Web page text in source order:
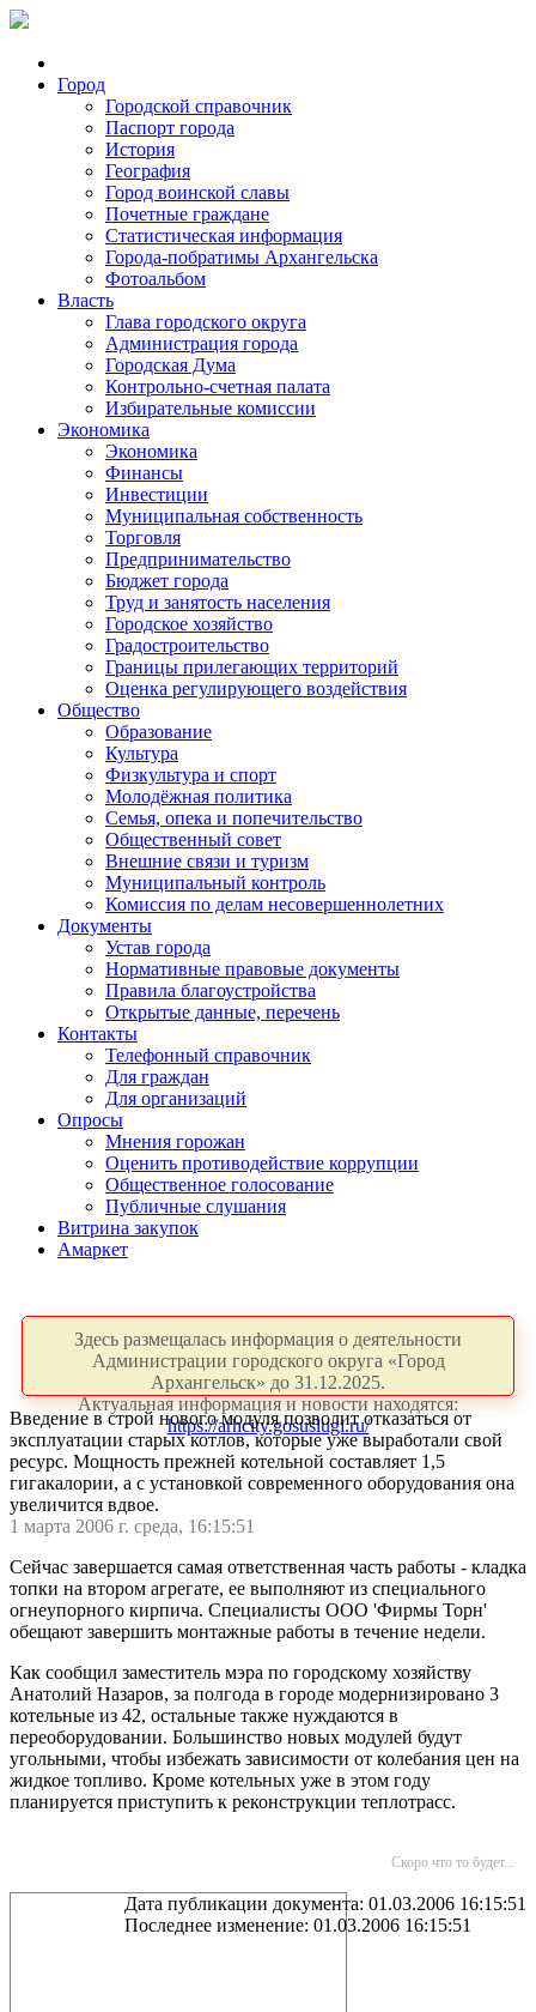
Город
Городской справочник
Паспорт города
История
География
Город воинской славы
Почетные граждане
Статистическая информация
Города-побратимы Архангельска
Фотоальбом
Власть
Глава городского округа
Администрация города
Городская Дума
Контрольно-счетная палата
Избирательные комиссии
Экономика
Экономика
Финансы
Инвестиции
Муниципальная собственность
Торговля
Предпринимательство
Бюджет города
Труд и занятость населения
Городское хозяйство
Градостроительство
Границы прилегающих территорий
Оценка регулирующего воздействия
Общество
Образование
Культура
Физкультура и спорт
Молодёжная политика
Семья, опека и попечительство
Общественный совет
Внешние связи и туризм
Муниципальный контроль
Комиссия по делам несовершеннолетних
Документы
Устав города
Нормативные правовые документы
Правила благоустройства
Открытые данные, перечень
Контакты
Телефонный справочник
Для граждан
Для организаций
Опросы
Мнения горожан
Оценить противодействие коррупции
Общественное голосование
Публичные слушания
Витрина закупок
Амаркет
Здесь размещалась информация о деятельности
Администрации городского округа «Город
Архангельск» до 31.12.2025.
Актуальная информация и новости находятся:
https://arhcity.gosuslugi.ru/
Введение в строй нового модуля позволит отказаться от
эксплуатации старых котлов, которые уже выработали свой
ресурс. Мощность прежней котельной составляет 1,5
гигакалории, а с установкой современного оборудования она
увеличится вдвое.
1 марта 2006 г. среда, 16:15:51
Сейчас завершается самая ответственная часть работы - кладка
топки на втором агрегате, ее выполняют из специального
огнеупорного кирпича. Специалисты ООО 'Фирмы Торн'
обещают завершить монтажные работы в течение недели.
Как сообщил заместитель мэра по городскому хозяйству
Анатолий Назаров, за полгода в городе модернизировано 3
котельные из 42, остальные также нуждаются в
переоборудовании. Большинство новых модулей будут
угольными, чтобы избежать зависимости от колебания цен на
жидкое топливо. Кроме котельных уже в этом году
планируется приступить к реконструкции теплотрасс.
Скоро что то будет...
Дата публикации документа: 01.03.2006 16:15:51
Последнее изменение: 01.03.2006 16:15:51